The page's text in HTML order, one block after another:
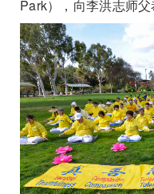
Park），向李洪志师父